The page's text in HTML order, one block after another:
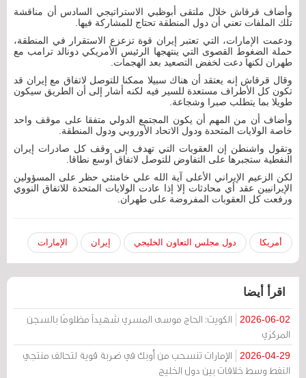
وأضاف قرقاش خلال ملتقى أبوظبي الاستراتيجي السادس أن مناقشة
تلك الملفات تعني أن دول المنطقة تحتاج للمشاركة فيها.
ودعمت الإمارات، التي تعتبر إيران قوة تزعزع الاستقرار في المنطقة،
حملة الضغوط القصوى التي ينتهجها الرئيس الأمريكي دونالد ترامب مع
طهران لكنها دعت لخفض التصعيد بعد الهجمات.
وقال قرقاش إنه يعتقد أن هناك سبيلا ممكنا للتوصل لاتفاق مع إيران قد
تكون كل الأطراف مستعدة للسير فيه لكنه أشار إلى أن الطريق سيكون
طويلا بما يتطلب صبرا وشجاعة.
وأضاف أن من المهم أن يكون المجتمع الدولي متفقا على موقف واحد
خاصة الولايات المتحدة ودول الاتحاد الأوروبي ودول المنطقة.
وتقول واشنطن إن العقوبات التي تهدف إلى وقف كل صادرات إيران
النفطية ستجبرها على التفاوض للتوصل لاتفاق أوسع نطاقا.
لكن الزعيم الإيراني الأعلى آية الله علي خامنئي حظر على المسؤولين
الإيرانيين عقد أي محادثات إلا إذا عادت الولايات المتحدة للاتفاق النووي
ورفعت كل العقوبات المفروضة على طهران.
أمريكا دول مجلس التعاون الخليجي إيران الإمارات
اقرأ أيضا
2026-06-02
الكويت: الحاج موسى المسري شهيداً مظلومًا بالسجن
المركزي
2026-04-29
الإمارات تنسحب من أوبك في ضربة قوية لتحالف منتجي
النفط وسط خلافات بين دول الخليج